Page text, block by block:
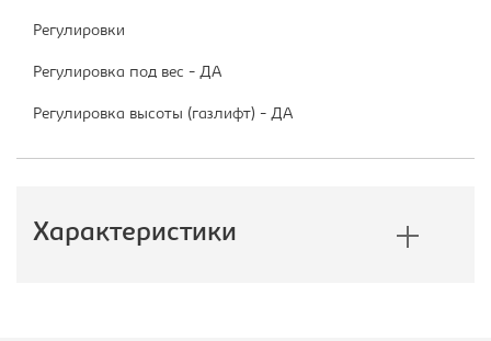
Регулировки
Регулировка под вес - ДА
Регулировка высоты (газлифт) - ДА
Характеристики